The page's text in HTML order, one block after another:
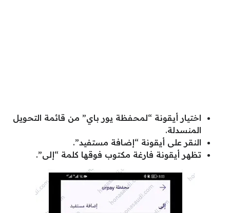
اختيار أيقونة “لمحفظة يور باي” من قائمة التحويل
المنسدلة.
النقر على أيقونة “إضافة مستفيد”.
تظهر أيقونة فارغة مكتوب فوقها كلمة “إلى”.